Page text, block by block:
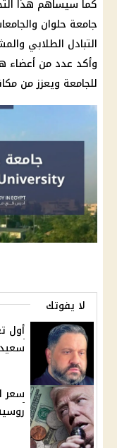
كما سيساهم هذا
جامعة حلوان
التبادل الطلابي
وأكد عدد من أعضاء
للجامعة ويعزز من
لا يفوتك
أول
سعر